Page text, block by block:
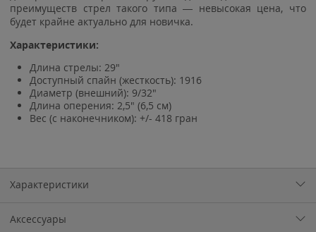
преимуществ стрел такого типа — невысокая цена, что
будет крайне актуально для новичка.
Характеристики:
Длина стрелы: 29"
Доступный спайн (жесткость): 1916
Диаметр (внешний): 9/32"
Длина оперения: 2,5" (6,5 см)
Вес (с наконечником): +/- 418 гран
Характеристики
Аксессуары